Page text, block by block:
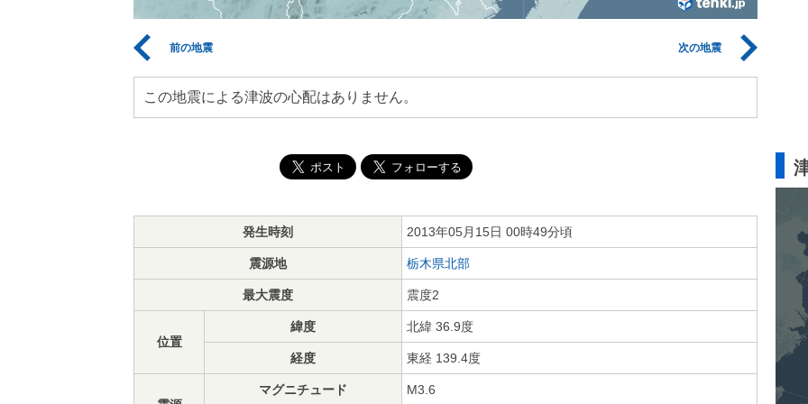
前の地震 次の地震
この地震による津波の心配はありません。
発生時刻 2013年05月15日 00時49分頃
震源地 栃木県北部
最大震度 震度2
位置
緯度 北緯 36.9度
経度 東経 139.4度
マグニチュード M3.6